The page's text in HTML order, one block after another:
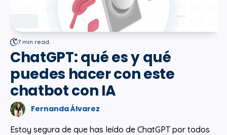
7 min read.
ChatGPT: qué es y qué
puedes hacer con este
chatbot con IA
Fernanda Álvarez
Estoy segura de que has leído de ChatGPT por todos